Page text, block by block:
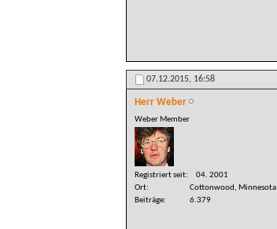
07.12.2015, 16:58
Herr Weber
Weber Member
Registriert seit
04. 2001
Ort
Cottonwood, Minnesota
Beiträge
6.379